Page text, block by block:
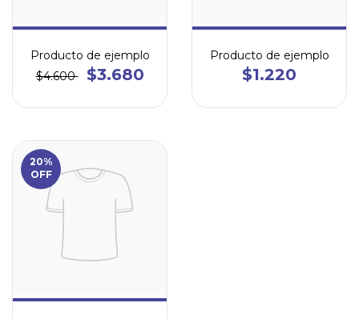
Producto de ejemplo
$4.600
$3.680
Producto de ejemplo
$1.220
20%
OFF